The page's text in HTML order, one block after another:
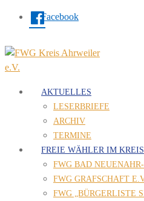
Facebook
AKTUELLES
LESERBRIEFE
ARCHIV
TERMINE
FREIE WÄHLER IM KREIS
FWG BAD
FWG GRAFSCHAFT
FWG „BÜRGERLISTE